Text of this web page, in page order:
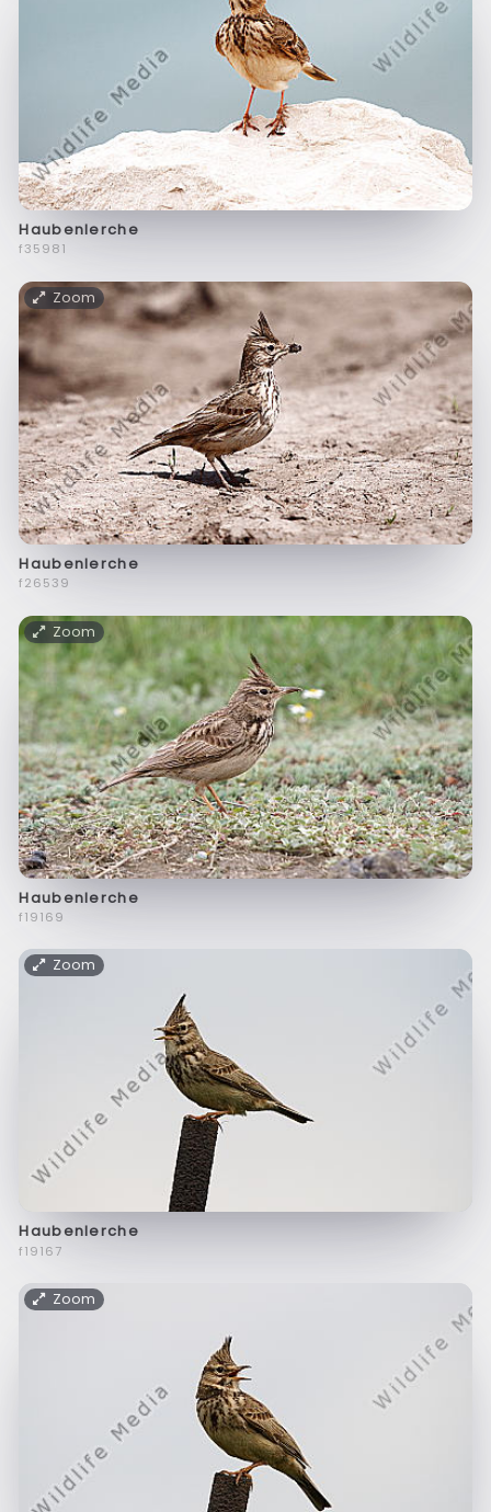
Haubenlerche
f35981
Zoom
Haubenlerche
f26539
Zoom
Haubenlerche
f19169
Zoom
Haubenlerche
f19167
Zoom